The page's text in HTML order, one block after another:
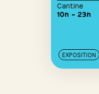
Cantine
10h – 23h
EXPOSITION